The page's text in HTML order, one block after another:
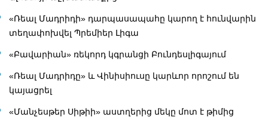
«Ռեալ Մադրիդի» դարպասապահը կարող է հունվարին
տեղափոխվել Պրեմիեր Լիգա
«Բավարիան» ռեկորդ կգրանցի Բունդեսլիգայում
«Ռեալ Մադրիդը» և Վինիսիուսը կարևոր որոշում են
կայացրել
«Մանչեսթեր Սիթիի» աստղերից մեկը մոտ է թիմից